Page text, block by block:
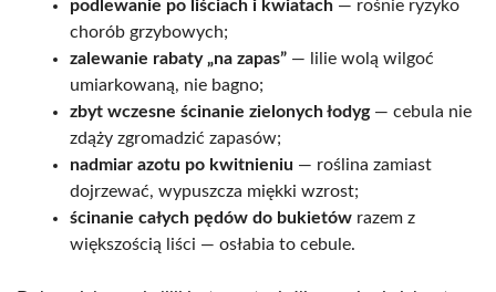
podlewanie po liściach i kwiatach — rośnie ryzyko
chorób grzybowych;
zalewanie rabaty „na zapas” — lilie wolą wilgoć
umiarkowaną, nie bagno;
zbyt wczesne ścinanie zielonych łodyg— cebula nie
zdąży zgromadzić zapasów;
nadmiar azotu po kwitnieniu — roślina zamiast
dojrzewać, wypuszcza miękki wzrost;
ścinanie całych pędów do bukietów razem z
większością liści — osłabia to cebule.